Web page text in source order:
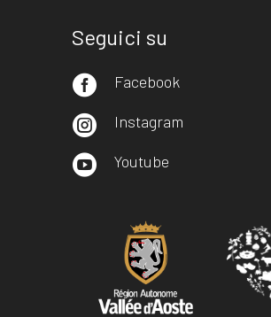
Seguici su
 Facebook
 Instagram
 Youtube